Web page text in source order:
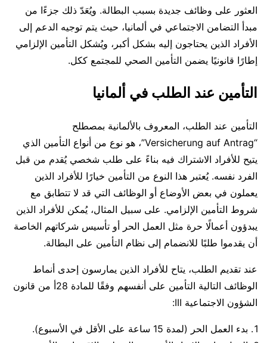
العثور على وظائف جديدة بسبب البطالة. ويُعَدّ ذلك جزءًا من
مبدأ التضامن الاجتماعي في ألمانيا، حيث يتم توجيه الدعم إلى
الأفراد الذين يحتاجون إليه بشكل أكبر، ويُشكل التأمين الإلزامي
إطارًا قانونيًا يضمن التأمين الصحي للمجتمع ككل.
التأمين عند الطلب في ألمانيا
التأمين عند الطلب، المعروف بالألمانية بمصطلح
“Versicherung auf Antrag”، هو نوع من أنواع التأمين الذي
يتيح للأفراد الاشتراك فيه بناءً على طلب شخصي يُقدم من قبل
الفرد نفسه. يُعتبر هذا النوع من التأمين خيارًا للأفراد الذين
يعملون في بعض الأوضاع أو الوظائف التي قد لا تتطابق مع
شروط التأمين الإلزامي. على سبيل المثال، يُمكن للأفراد الذين
يبدؤون أعمالًا حرة مثل العمل الحر أو تأسيس شركاتهم الخاصة
أن يقدموا طلبًا للانضمام إلى نظام التأمين على البطالة.
عند تقديم الطلب، يتاح للأفراد الذين يمارسون إحدى أنماط
الوظائف التالية التأمين على أنفسهم وفقًا للمادة 28أ من قانون
الشؤون الاجتماعية III:
بدء العمل الحر (لمدة 15 ساعة على الأقل في الأسبوع).